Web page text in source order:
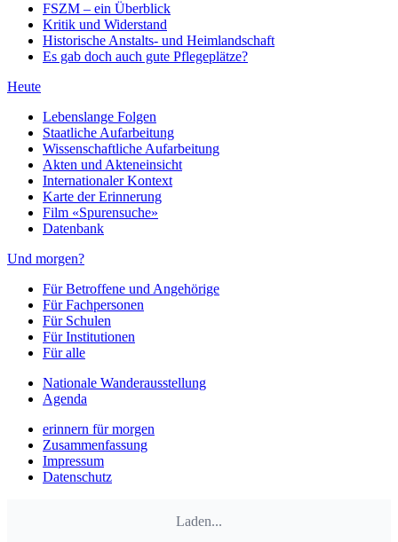
FSZM – ein Überblick
Kritik und Widerstand
Historische Anstalts- und Heimlandschaft
Es gab doch auch gute Pflegeplätze?
Heute
Lebenslange Folgen
Staatliche Aufarbeitung
Wissenschaftliche Aufarbeitung
Akten und Akteneinsicht
Internationaler Kontext
Karte der Erinnerung
Film «Spurensuche»
Datenbank
Und morgen?
Für Betroffene und Angehörige
Für Fachpersonen
Für Schulen
Für Institutionen
Für alle
Nationale Wanderausstellung
Agenda
erinnern für morgen
Zusammenfassung
Impressum
Datenschutz
Laden...